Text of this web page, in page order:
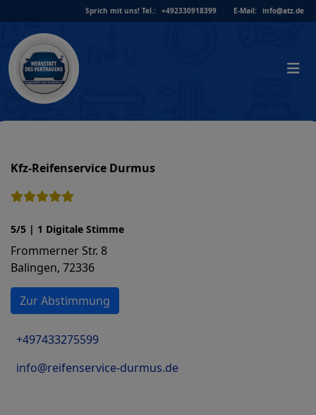
to
content
Sprich mit uns! Tel.: +492330918399 E-Mail: info@atz.de
Kfz-Reifenservice Durmus
5/5 | 1 Digitale Stimme
Frommerner Str. 8
Balingen, 72336
Zur Abstimmung
+497433275599
info@reifenservice-durmus.de